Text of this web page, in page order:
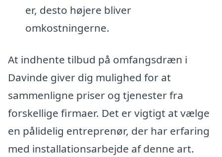
er, desto højere bliver
omkostningerne.
At indhente tilbud på omfangsdræn i
Davinde giver dig mulighed for at
sammenligne priser og tjenester fra
forskellige firmaer. Det er vigtigt at vælge
en pålidelig entreprenør, der har erfaring
med installationsarbejde af denne art.